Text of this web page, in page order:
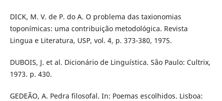
DICK, M. V. de P. do A. O problema das taxionomias
toponímicas: uma contribuição metodológica. Revista
Lingua e Literatura, USP, vol. 4, p. 373-380, 1975.
DUBOIS, J. et al. Dicionário de Linguística. São Paulo: Cultrix,
1973. p. 430.
GEDEÃO, A. Pedra filosofal. In: Poemas escolhidos. Lisboa: